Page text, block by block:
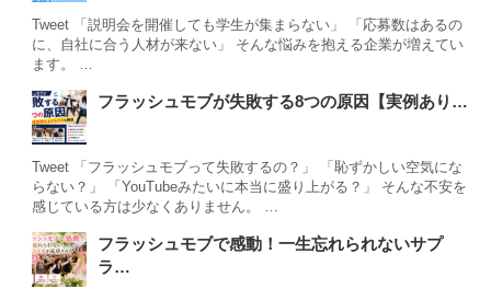
Tweet 「説明会を開催しても学生が集まらない」 「応募数はあるの
に、自社に合う人材が来ない」 そんな悩みを抱える企業が増えてい
ます。 …
フラッシュモブが失敗する8つの原因【実例あり…
Tweet 「フラッシュモブって失敗するの？」 「恥ずかしい空気にな
らない？」 「YouTubeみたいに本当に盛り上がる？」 そんな不安を
感じている方は少なくありません。 …
フラッシュモブで感動！一生忘れられないサプ
ラ…